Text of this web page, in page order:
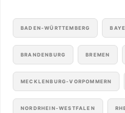
BADEN-WÜRTTEMBERG
BRANDENBURG BREMEN
MECKLENBURG-VORPOMMERN
NORDRHEIN-WESTFALEN